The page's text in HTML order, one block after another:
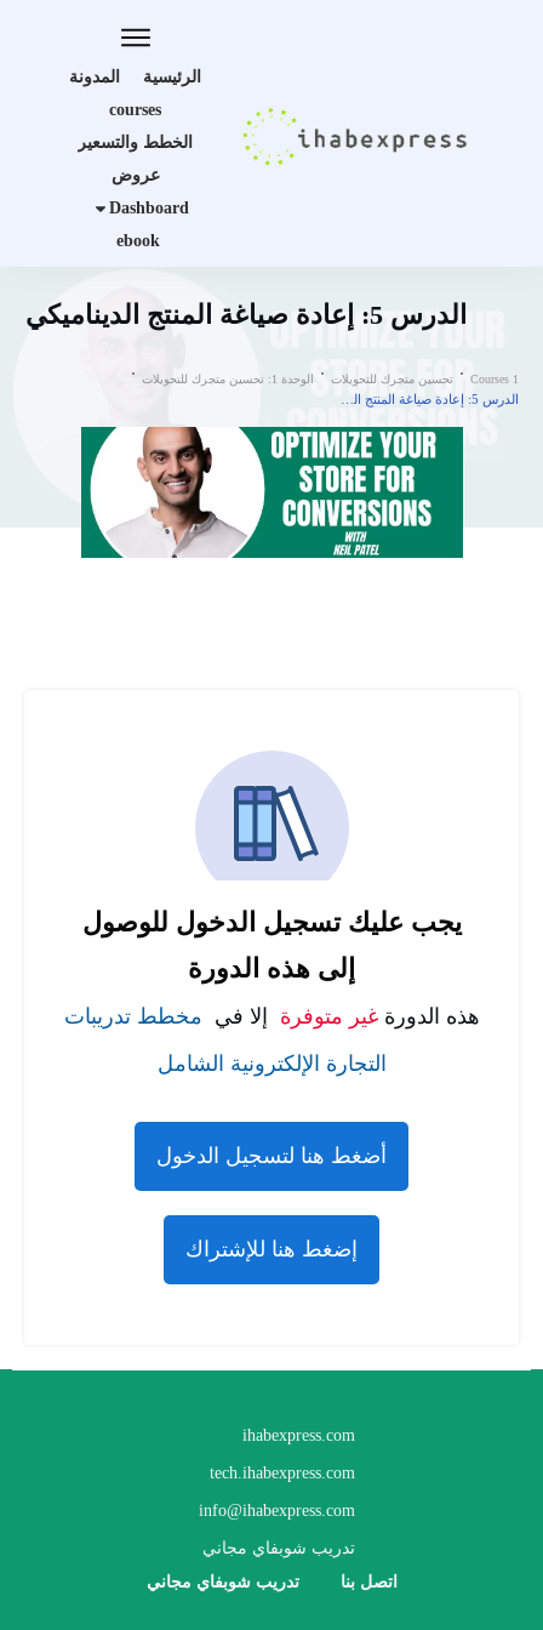
الرئيسية
المدونة
courses
الخطط والتسعير
عروض
Dashboard
ebook
الدرس 5: إعادة صياغة المنتج الديناميكي
Courses 1 تحسين متجرك للتحويلات الوحدة 1: تحسين متجرك للتحويلات
يجب عليك تسجيل الدخول للوصول
إلى هذه الدورة
هذه الدورةغير متوفرة إلا في مخطط تدريبات
التجارة الإلكترونية الشامل
أضغط هنا لتسجيل الدخول
إضغط هنا للإشتراك
ihabexpress.com
tech.ihabexpress.com
info@ihabexpress.com
تدريب شوبفاي مجاني
اتصل بنا تدريب شوبفاي مجاني